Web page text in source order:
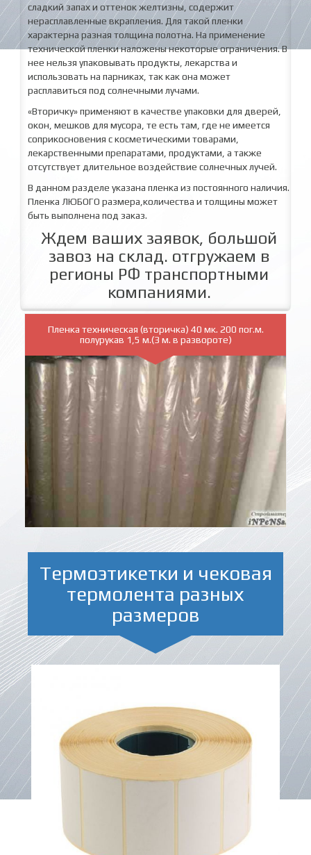
сладкий запах и оттенок желтизны, содержит
нерасплавленные вкрапления. Для такой пленки
характерна разная толщина полотна. На применение
технической пленки наложены некоторые ограничения. В
нее нельзя упаковывать продукты, лекарства и
использовать на парниках, так как она может
расплавиться под солнечными лучами.
«Вторичку» применяют в качестве упаковки для дверей,
окон, мешков для мусора, те есть там, где не имеется
соприкосновения с косметическими товарами,
лекарственными препаратами, продуктами, а также
отсутствует длительное воздействие солнечных лучей.
В данном разделе указана пленка из постоянного наличия.
Пленка ЛЮБОГО размера,количества и толщины может
быть выполнена под заказ.
Ждем ваших заявок, большой
завоз на склад. отгружаем в
регионы РФ транспортными
компаниями.
Пленка техническая (вторичка) 40 мк. 200 пог.м.
полурукав 1,5 м.(3 м. в развороте)
Термоэтикетки и чековая
термолента разных
размеров